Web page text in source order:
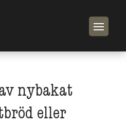
nybakat
eller